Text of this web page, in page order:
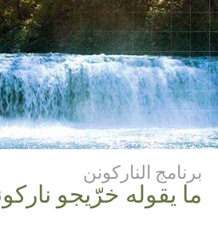
برنامج الناركونن
ما يقوله خرّيجو